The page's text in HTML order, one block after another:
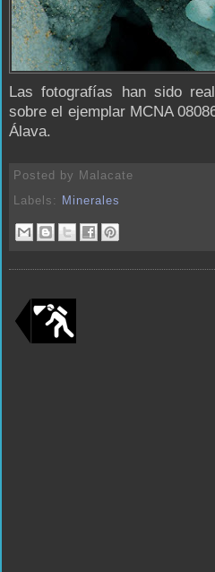
Las fotografías han sido
sobre el ejemplar MCNA
Álava.
Posted by Malacate
Labels:
Minerales